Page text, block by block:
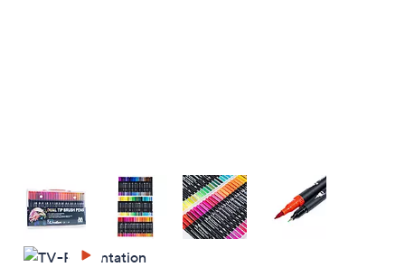
nach
links
rechts,